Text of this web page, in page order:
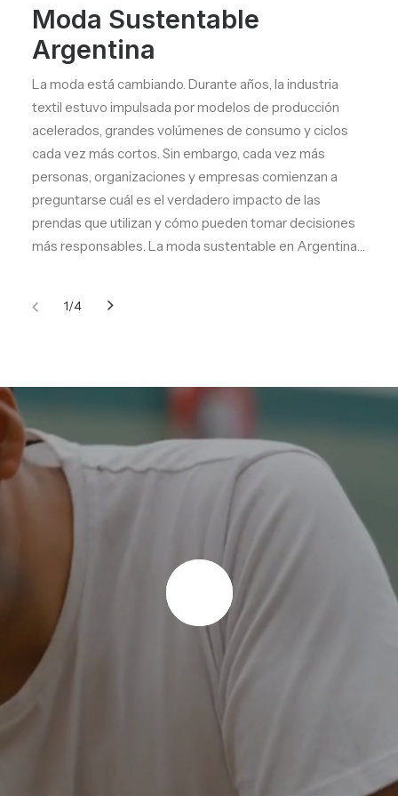
Moda Sustentable
Argentina
La moda está cambiando. Durante años, la industria
textil estuvo impulsada por modelos de producción
acelerados, grandes volúmenes de consumo y ciclos
cada vez más cortos. Sin embargo, cada vez más
personas, organizaciones y empresas comienzan a
preguntarse cuál es el verdadero impacto de las
prendas que utilizan y cómo pueden tomar decisiones
más responsables. La moda sustentable en Argentina…
1 4